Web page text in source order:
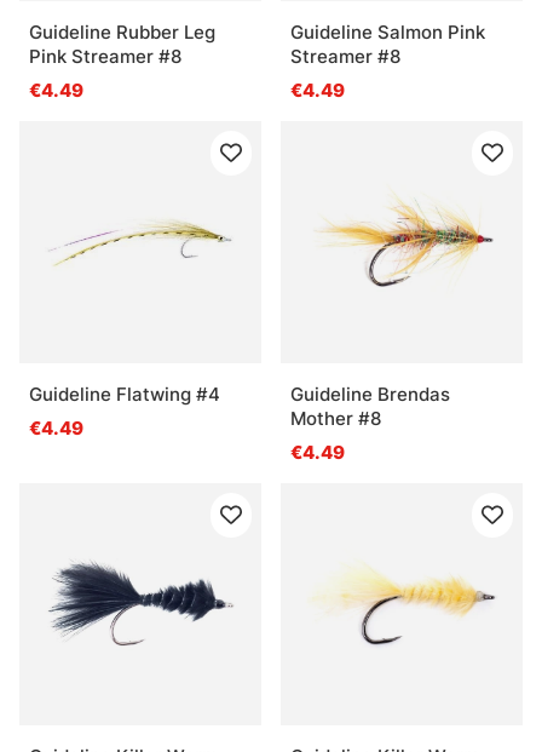
Guideline Rubber Leg
Pink Streamer #8
€4.49
Guideline Salmon Pink
Streamer #8
€4.49
Guideline Flatwing #4
€4.49
Guideline Brendas
Mother #8
€4.49